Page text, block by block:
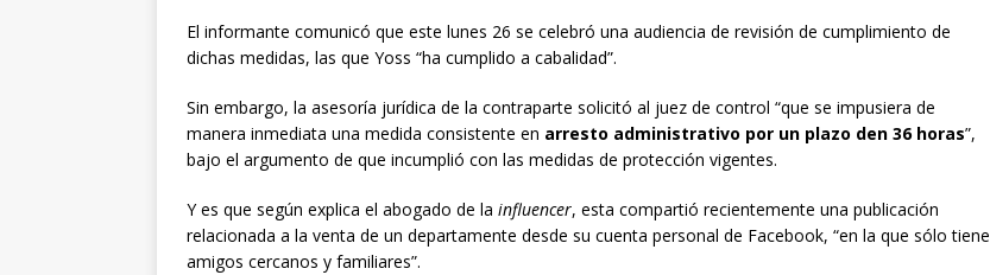
El informante comunicó que este lunes 26 se celebró una audiencia de revisión de cumplimiento de
dichas medidas, las que Yoss “ha cumplido a cabalidad”.
Sin embargo, la asesoría jurídica de la contraparte solicitó al juez de control “que se impusiera de
manera inmediata una medida consistente en arresto administrativo por un plazo den 36 horas”,
bajo el argumento de que incumplió con las medidas de protección vigentes.
Y es que según explica el abogado de la influencer, esta compartió recientemente una publicación
relacionada a la venta de un departamente desde su cuenta personal de Facebook, “en la que sólo tiene
amigos cercanos y familiares”.